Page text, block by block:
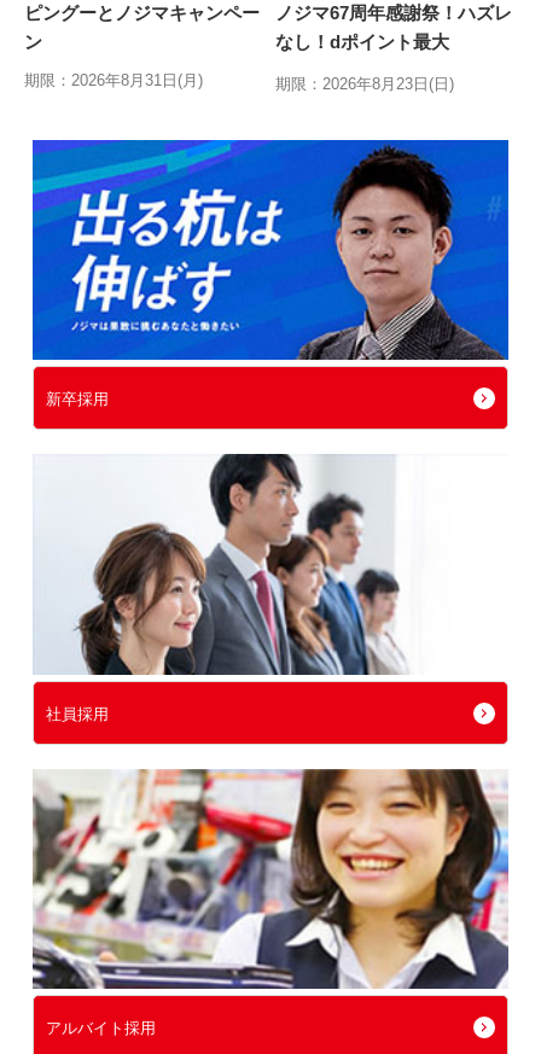
ピングーとノジマキャンペー
ン
期限：2026年8月31日(月)
ノジマ67周年感謝祭！ハズレ
なし！dポイント最大
期限：2026年8月23日(日)
新卒採用
社員採用
アルバイト採用